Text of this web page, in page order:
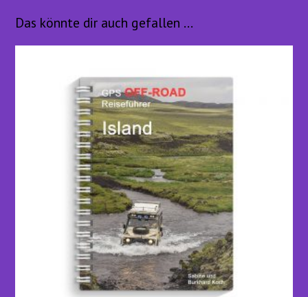
Das könnte dir auch gefallen …